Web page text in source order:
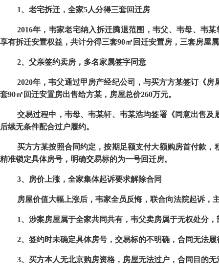
1、老宅拆迁，全家5人分得三套回迁房
2016年，韦家老宅纳入拆迁腾退范围，韦父、韦母、韦
享有拆迁安置权益，共计分得三套90㎡回迁安置房，三套房屋
2、父亲签约卖房，多名家属签字同意
2020年，韦父通过甲房产经纪公司，与买方方某签订《
套90㎡回迁安置房出售给方某，房屋总价260万元。
交易过程中，韦母、韦某轩、韦某浩均签署《同意出售
后续无条件配合过户履约。
买方方某按照合同约定，按期足额支付大额购房首付款
精准锁定具体房号，明确交易标的为一号回迁房。
3、房价上涨，全家集体起诉要求解除合同
房屋价值大幅上涨后，韦家全员反悔，联合向法院起诉，
1、涉案房屋属于全家共同共有，韦父卖房属于无权处分
2、签约时未确定具体房号，交易标的不明确，合同无法履
3、买方本人无北京购房资格，房屋无法过户，合同目的无